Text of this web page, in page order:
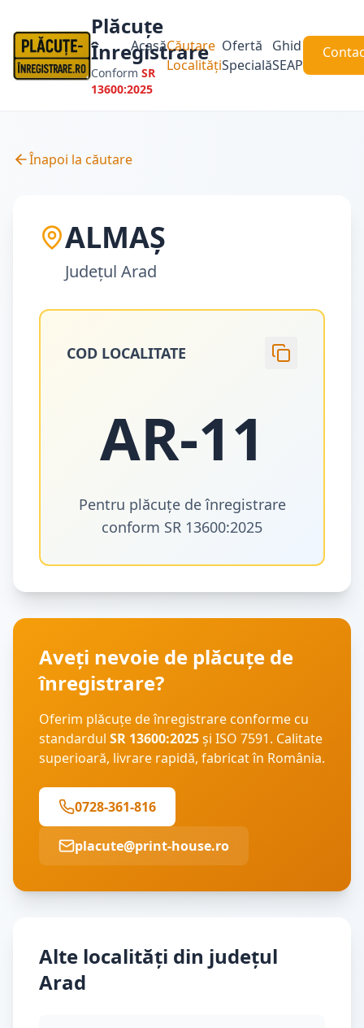
Plăcuțe
Înregistrare
Conform SR
13600:2025
AcasăCăutare
Localități
Ofertă
Specială
Ghid
SEAP
Înapoi la căutare
ALMAȘ
Județul Arad
COD LOCALITATE
AR-11
Pentru plăcuțe de înregistrare
conform SR 13600:2025
Aveți nevoie de plăcuțe de
înregistrare?
Oferim plăcuțe de înregistrare conforme cu
standardul SR 13600:2025și ISO 7591. Calitate
superioară, livrare rapidă, fabricat în România.
0728-361-816
placute@print-house.ro
Alte localități din județul
Arad